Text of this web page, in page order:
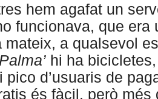
hem agafat un
funcionava, que era
mateix, a qualsevol
hi ha
pico d’usuaris de
és fàcil, però més